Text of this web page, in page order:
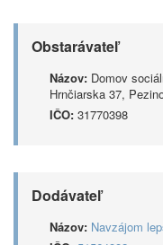
Obstarávateľ
Názov: Domov
Hrnčiarska 37,
IČO: 31770398
Dodávateľ
Názov: Navzájom